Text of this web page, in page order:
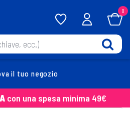
0
il tuo negozio
con una spesa minima 49€